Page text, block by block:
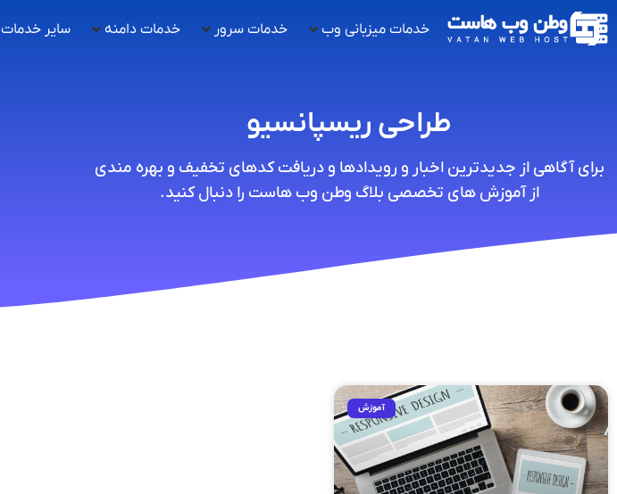
خدمات میزبانی وب خدمات سرور خدمات دامنه سایر خدمات
طراحی ریسپانسیو
برای آگاهی از جدیدترین اخبار و رویدادها و دریافت کدهای تخفیف و بهره مندی
از آموزش های تخصصی بلاگ وطن وب هاست را دنبال کنید.
آموزش